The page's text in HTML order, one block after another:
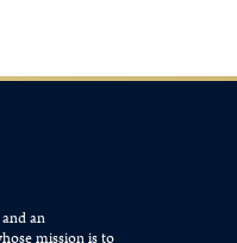
an